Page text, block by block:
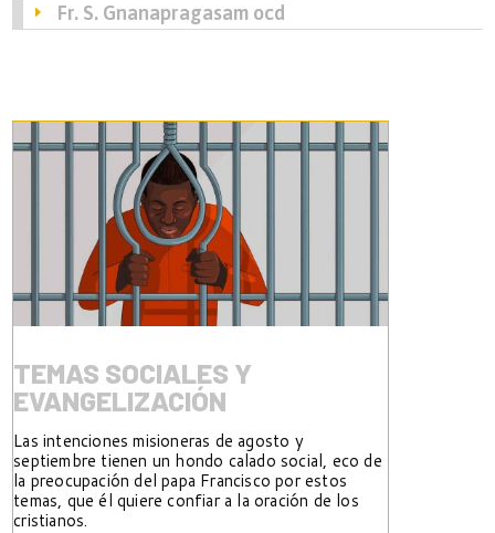
Fr. S. Gnanapragasam ocd
TEMAS SOCIALES Y
EVANGELIZACIÓN
Las intenciones misioneras de agosto y
septiembre tienen un hondo calado social, eco de
la preocupación del papa Francisco por estos
temas, que él quiere confiar a la oración de los
cristianos.